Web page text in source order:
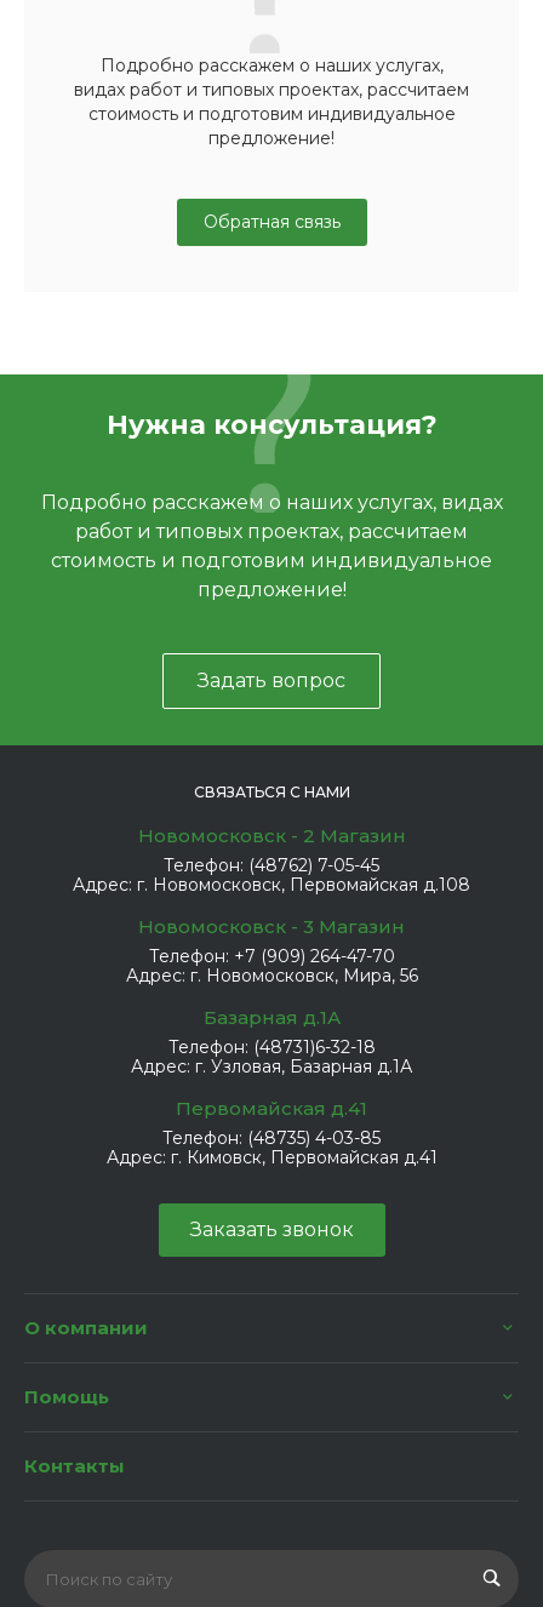
Подробно расскажем о наших услугах,
видах работ и типовых проектах, рассчитаем
стоимость и подготовим индивидуальное
предложение!
Обратная связь
Нужна консультация?
Подробно расскажем о наших услугах, видах
работ и типовых проектах, рассчитаем
стоимость и подготовим индивидуальное
предложение!
Задать вопрос
СВЯЗАТЬСЯ С НАМИ
Новомосковск - 2 Магазин
Телефон: (48762) 7-05-45
Адрес: г. Новомосковск, Первомайская д.108
Новомосковск - 3 Магазин
Телефон: +7 (909) 264-47-70
Адрес: г. Новомосковск, Мира, 56
Базарная д.1А
Телефон: (48731)6-32-18
Адрес: г. Узловая, Базарная д.1А
Первомайская д.41
Телефон: (48735) 4-03-85
Адрес: г. Кимовск, Первомайская д.41
Заказать звонок
О компании
Помощь
Контакты